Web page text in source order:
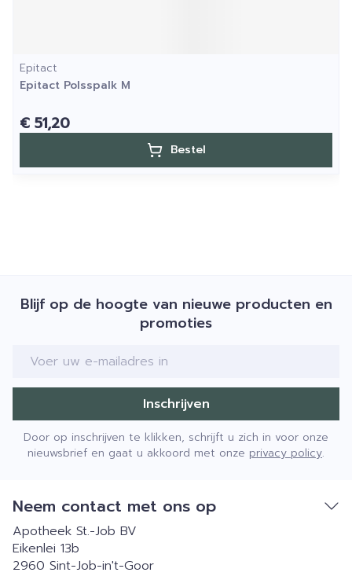
Epitact
Epitact Polsspalk M
€ 51,20
Bestel
Blijf op de hoogte van nieuwe producten en
promoties
E-mail adres
Inschrijven
Door op inschrijven te klikken, schrijft u zich in voor onze
nieuwsbrief en gaat u akkoord met onze privacy policy.
Neem contact met ons op
Apotheek St.-Job BV
Eikenlei 13b
2960 Sint-Job-in't-Goor